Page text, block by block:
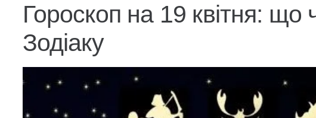
Гороскоп на 19 квітня: що
Зодіаку